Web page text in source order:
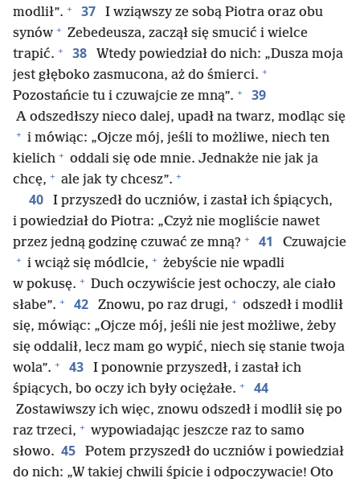
modlił”. + 37
I wziąwszy ze sobą Piotra oraz obu
synów + Zebedeusza, zaczął się smucić i wielce
trapić. + 38
Wtedy powiedział do nich: „Dusza moja
jest głęboko zasmucona, aż do śmierci. +
Pozostańcie tu i czuwajcie ze mną”. + 39
A odszedłszy nieco dalej, upadł na twarz, modląc się
+ i mówiąc: „Ojcze mój, jeśli to możliwe, niech ten
kielich + oddali się ode mnie. Jednakże nie jak ja
chcę, + ale jak ty chcesz”. +
40
I przyszedł do uczniów, i zastał ich śpiących,
i powiedział do Piotra: „Czyż nie mogliście nawet
przez jedną godzinę czuwać ze mną? + 41 Czuwajcie
+ i wciąż się módlcie, + żebyście nie wpadli
w pokusę. + Duch oczywiście jest ochoczy, ale ciało
słabe”. + 42 Znowu, po raz drugi, + odszedł i modlił
się, mówiąc: „Ojcze mój, jeśli nie jest możliwe, żeby
się oddalił, lecz mam go wypić, niech się stanie twoja
wola”. + 43
I ponownie przyszedł, i zastał ich
śpiących, bo oczy ich były ociężałe. + 44
Zostawiwszy ich więc, znowu odszedł i modlił się po
raz trzeci, + wypowiadając jeszcze raz to samo
słowo. 45
Potem przyszedł do uczniów i powiedział
do nich: „W takiej chwili śpicie i odpoczywacie! Oto